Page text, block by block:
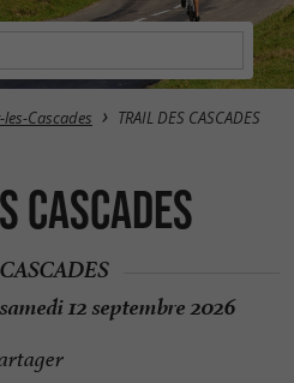
Cascades TRAIL DES CASCADES
CASCADES
samedi 12 septembre 2026